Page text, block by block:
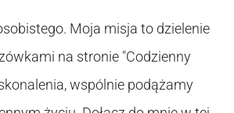
Moja misja to dzielenie
na stronie "Codzienny
wspólnie podążamy